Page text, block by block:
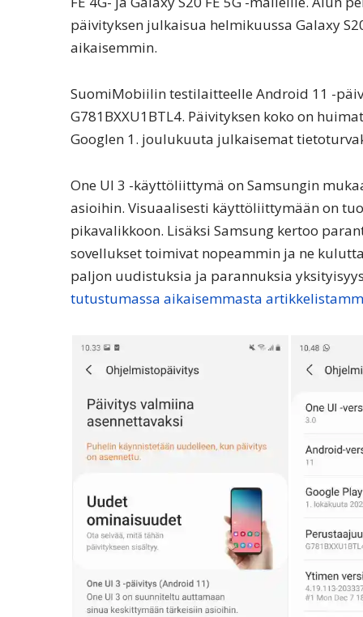
päivityksen julkaisua helmikuussa Galaxy
aikaisemmin.
SuomiMobiilin testilaitteelle Android 11 -
G781BXXU1BTL4. Päivityksen koko on
Googlen 1. joulukuuta julkaisemat
One UI 3 -käyttöliittymä on Samsungin
asioihin. Visuaalisesti käyttöliittymään on
pikavalikkoon. Lisäksi Samsung kertoo
sovellukset toimivat nopeammin ja ne
paljon uudistuksia ja parannuksia
tutustumassa aikaisemmasta